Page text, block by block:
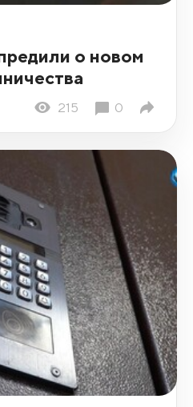
о новом
215 0